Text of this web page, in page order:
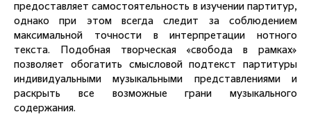
предоставляет самостоятельность в изучении партитур,
однако при этом всегда следит за соблюдением
максимальной точности в интерпретации нотного
текста. Подобная творческая «свобода в рамках»
позволяет обогатить смысловой подтекст партитуры
индивидуальными музыкальными представлениями и
раскрыть все возможные грани музыкального
содержания.